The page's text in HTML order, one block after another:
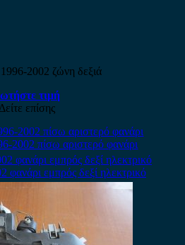
2002 ζώνη δεξιά
τιμή
Δείτε επίσης
2002 πίσω αριστερό φανάρι
φανάρι εμπρός δεξί ηλεκτρικό